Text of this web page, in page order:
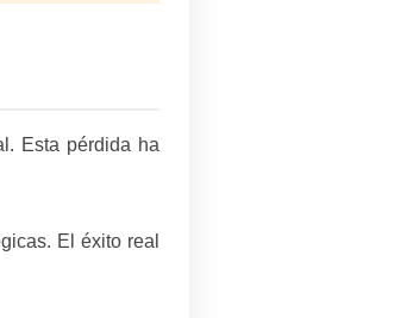
Esta pérdida ha
El éxito real